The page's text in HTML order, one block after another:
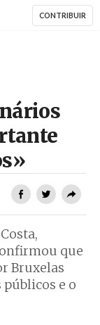
CONTRIBUIR
que
Bruxelas
e o